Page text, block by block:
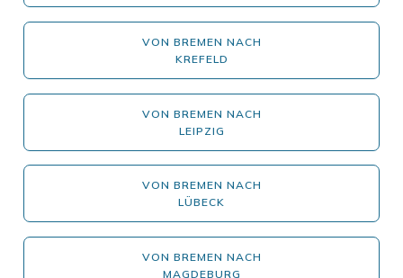
VON BREMEN NACH
KREFELD
VON BREMEN NACH
LEIPZIG
VON BREMEN NACH
LÜBECK
VON BREMEN NACH
MAGDEBURG